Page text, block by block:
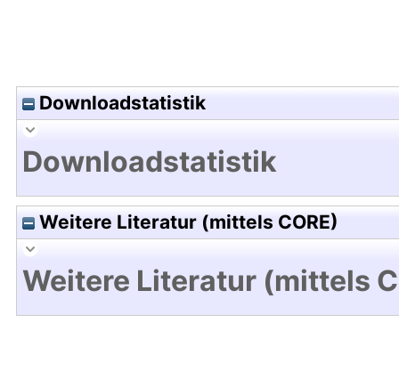
Downloadstatistik
Downloadstatistik
Weitere Literatur (mittels CORE)
Weitere Literatur (mittels